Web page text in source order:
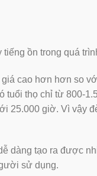
ồn trong quá
cao hơn hơn so
tuổi thọ chỉ từ 800-
25.000 giờ. Vì vậy
dàng tạo ra được
sử dụng.